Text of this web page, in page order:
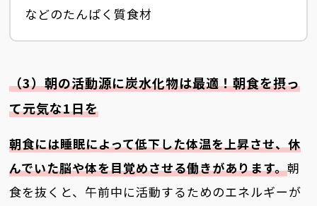
などのたんぱく質食材
（3）朝の活動源に炭水化物は最適！朝食を摂っ
て元気な1日を
朝食には睡眠によって低下した体温を上昇させ、休
んでいた脳や体を目覚めさせる働きがあります。朝
食を抜くと、午前中に活動するためのエネルギーが